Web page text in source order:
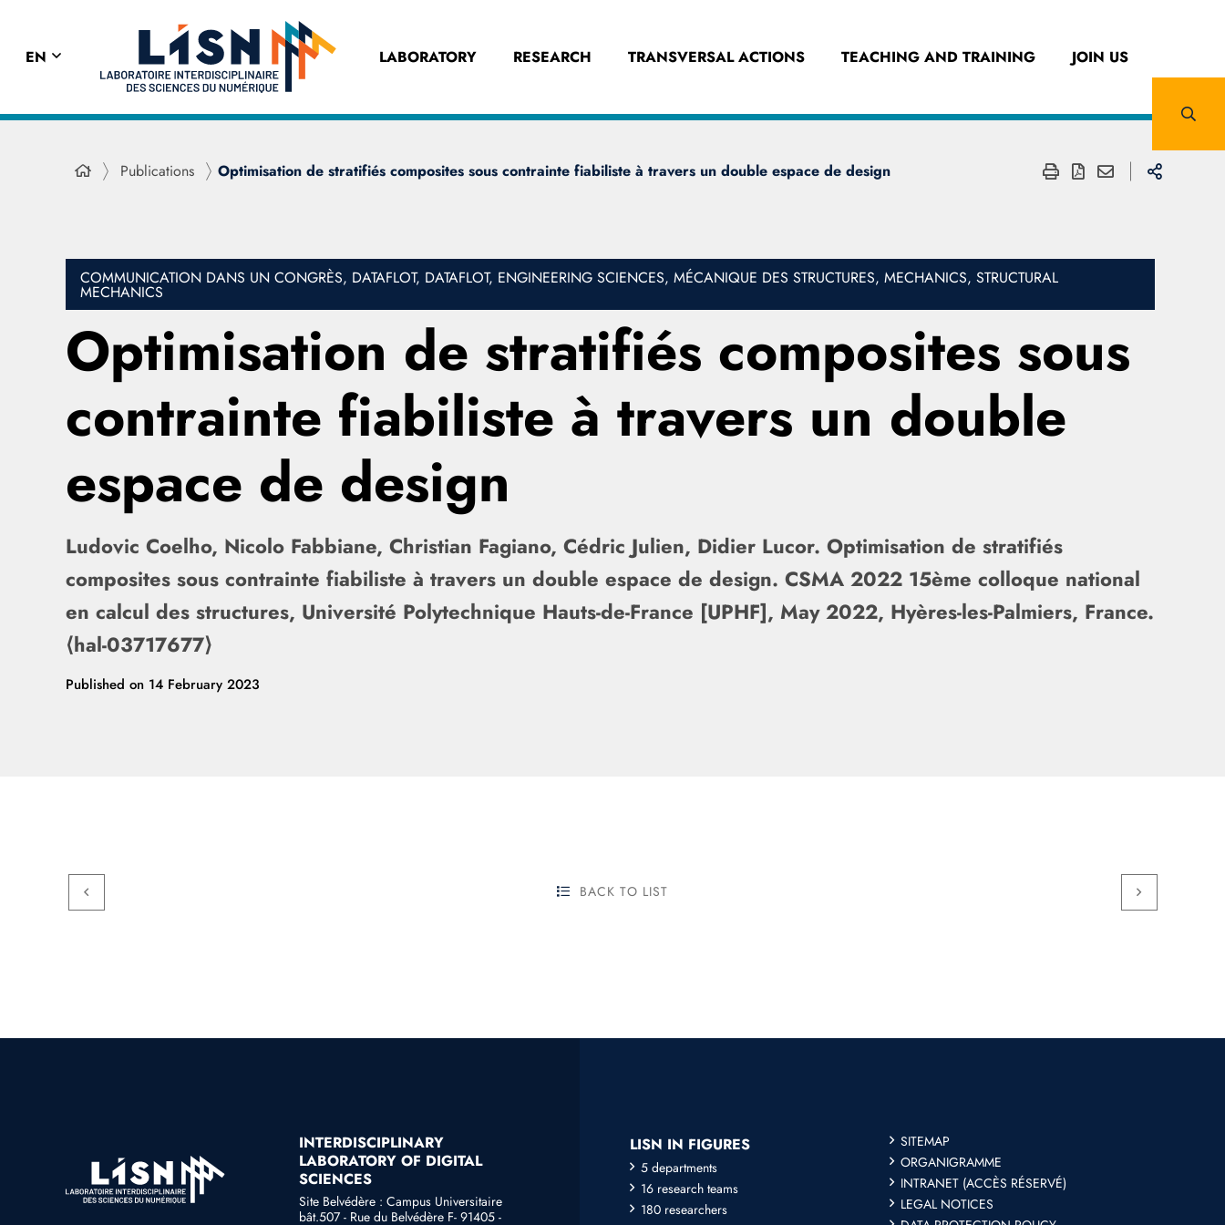
EN LABORATORY RESEARCH TRANSVERSAL ACTIONS TEACHING AND TRAINING JOIN US
Publications Optimisation de stratifiés composites sous contrainte fiabiliste à travers un double espace de design
COMMUNICATION DANS UN CONGRÈS, DATAFLOT, DATAFLOT, ENGINEERING SCIENCES, MÉCANIQUE DES STRUCTURES, MECHANICS, STRUCTURAL
MECHANICS
Optimisation de stratifiés composites sous
contrainte fiabiliste à travers un double
espace de design
Ludovic Coelho, Nicolo Fabbiane, Christian Fagiano, Cédric Julien, Didier Lucor. Optimisation de stratifiés
composites sous contrainte fiabiliste à travers un double espace de design. CSMA 2022 15ème colloque national
en calcul des structures, Université Polytechnique Hauts-de-France [UPHF], May 2022, Hyères-les-Palmiers, France.
⟨hal-03717677⟩
Published on 14 February 2023
BACK TO LIST
INTERDISCIPLINARY
LABORATORY OF DIGITAL
SCIENCES
Site Belvédère : Campus Universitaire
bât.507 - Rue du Belvédère F- 91405 -
LISN IN FIGURES
5 departments
16 research teams
180 researchers
SITEMAP
ORGANIGRAMME
INTRANET (ACCÈS RÉSERVÉ)
LEGAL NOTICES